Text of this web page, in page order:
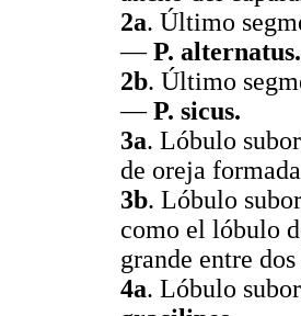
2a. Último
—P. alternatus.
2b. Último
—P. sicus.
3a. Lóbulo
de oreja
3b. Lóbulo
como el lóbulo
grande entre
4a. Lóbulo